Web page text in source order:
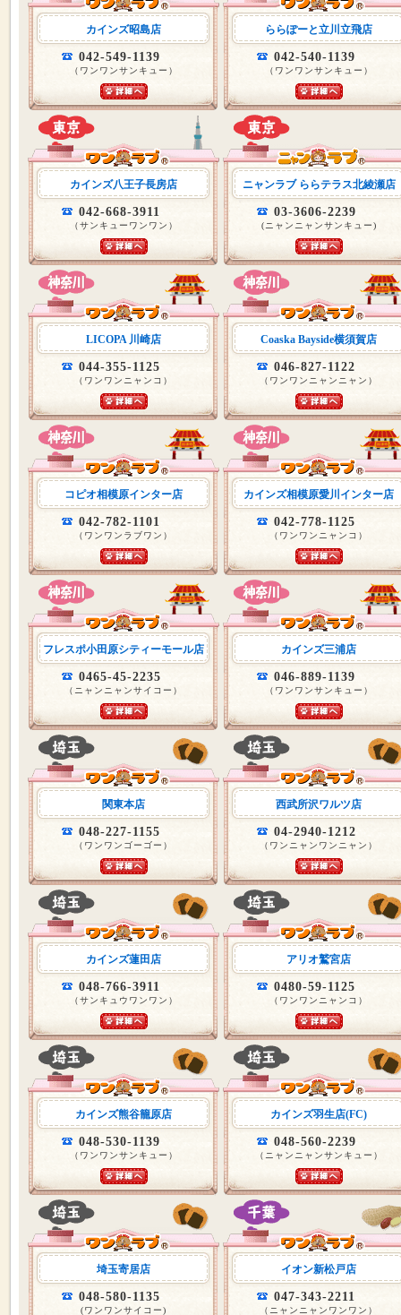
カインズ昭島店
042-549-1139
（ワンワンサンキュー）
ららぽーと立川立飛店
042-540-1139
（ワンワンサンキュー）
カインズ八王子長房店
042-668-3911
（サンキューワンワン）
ニャンラブ ららテラス北綾瀬店
03-3606-2239
(ニャンニャンサンキュー)
LICOPA 川崎店
044-355-1125
（ワンワンニャンコ）
Coaska Bayside横須賀店
046-827-1122
（ワンワンニャンニャン）
コピオ相模原インター店
042-782-1101
（ワンワンラブワン）
カインズ相模原愛川インター店
042-778-1125
（ワンワンニャンコ）
フレスポ小田原シティーモール店
0465-45-2235
（ニャンニャンサイコー）
カインズ三浦店
046-889-1139
（ワンワンサンキュー）
関東本店
048-227-1155
（ワンワンゴーゴー）
西武所沢ワルツ店
04-2940-1212
（ワンニャンワンニャン）
カインズ蓮田店
048-766-3911
（サンキュウワンワン）
アリオ鷲宮店
0480-59-1125
（ワンワンニャンコ）
カインズ熊谷籠原店
048-530-1139
（ワンワンサンキュー）
カインズ羽生店(FC)
048-560-2239
（ニャンニャンサンキュー）
埼玉寄居店
048-580-1135
(ワンワンサイコー)
イオン新松戸店
047-343-2211
（ニャンニャンワンワン）